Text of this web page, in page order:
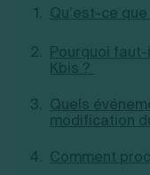
Toutes les
Je souhaite être
Découvrez
comptable LS
Création d'EURL
Création de SARL
Création de SAS
Création
Aides à la
Ouverture
Fermeture d’une
Qu’est-ce
Pourquoi
Kbis ?
Quels
modification
Comment